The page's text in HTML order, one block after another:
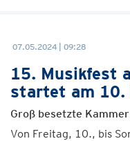
07.05.2024 | 09:28
15. Musikfest
startet am 10.
Groß besetzte
Von Freitag, 10., bis